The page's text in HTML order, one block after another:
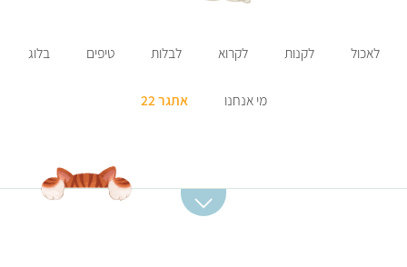
לאכול לקנות לקרוא לבלות טיפים בלוג
מי אנחנו אתגר 22